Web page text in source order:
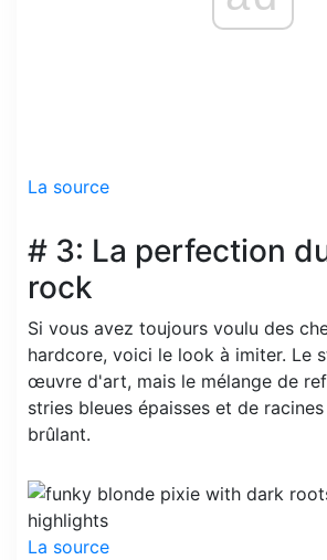
La source
# 3: La perfection
rock
Si vous avez toujours voulu des
hardcore, voici le look à imiter. Le
œuvre d'art, mais le mélange de
stries bleues épaisses et de
brûlant.
La source